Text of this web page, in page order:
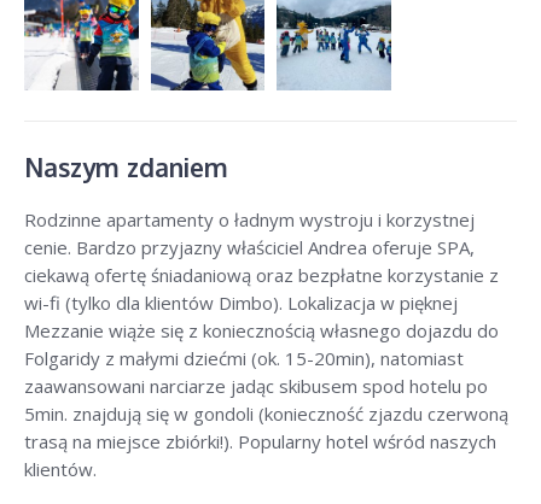
Naszym zdaniem
Rodzinne apartamenty o ładnym wystroju i korzystnej
cenie. Bardzo przyjazny właściciel Andrea oferuje SPA,
ciekawą ofertę śniadaniową oraz bezpłatne korzystanie z
wi-fi (tylko dla klientów Dimbo). Lokalizacja w pięknej
Mezzanie wiąże się z koniecznością własnego dojazdu do
Folgaridy z małymi dziećmi (ok. 15-20min), natomiast
zaawansowani narciarze jadąc skibusem spod hotelu po
5min. znajdują się w gondoli (konieczność zjazdu czerwoną
trasą na miejsce zbiórki!). Popularny hotel wśród naszych
klientów.